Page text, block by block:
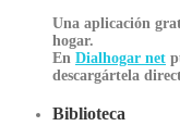
Una aplicación
hogar.
En Dialhogar net
descargártela
Biblioteca